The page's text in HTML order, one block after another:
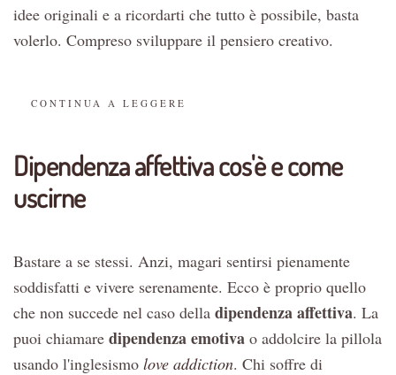
idee originali e a ricordarti che tutto è possibile, basta
volerlo. Compreso sviluppare il pensiero creativo.
CONTINUA A LEGGERE
Dipendenza affettiva cos'è e come
uscirne
Bastare a se stessi. Anzi, magari sentirsi pienamente
soddisfatti e vivere serenamente. Ecco è proprio quello
che non succede nel caso della dipendenza affettiva. La
puoi chiamare dipendenza emotiva o addolcire la pillola
usando l'inglesismo love addiction. Chi soffre di